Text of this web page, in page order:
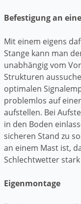
Befestigung an
Mit einem eigens
Stange kann man
unabhängig vom
Strukturen
optimalen
problemlos auf
aufstellen. Bei
in den Boden
sicheren Stand zu
an einem Mast ist,
Schlechtwetter
Eigenmontage